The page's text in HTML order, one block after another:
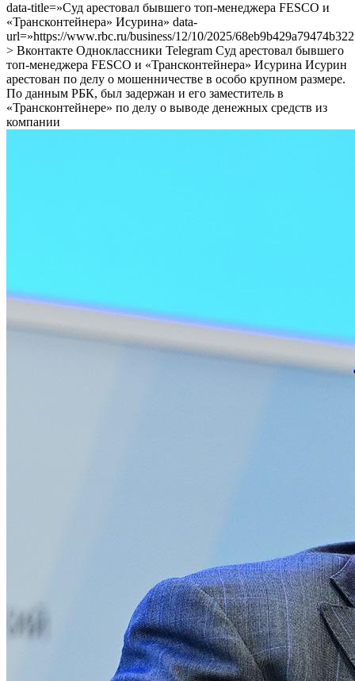
data-title=»Суд арестовал бывшего топ-менеджера FESCO и
«Трансконтейнера» Исурина» data-
url=»https://www.rbc.ru/business/12/10/2025/
> Вконтакте Одноклассники Telegram Суд арестовал бывшего
топ-менеджера FESCO и «Трансконтейнера» Исурина Исурин
арестован по делу о мошенничестве в особо крупном размере.
По данным РБК, был задержан и его заместитель в
«Трансконтейнере» по делу о выводе денежных средств из
компании